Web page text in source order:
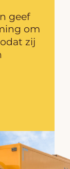
geef
om
zij